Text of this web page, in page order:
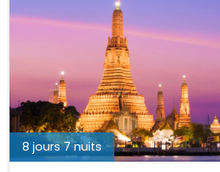
8 jours 7 nuits